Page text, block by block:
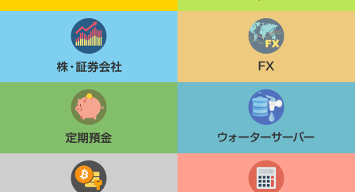
株・証券会社 FX
定期貯金 ウォーターサーバー
仮想通貨 簿記